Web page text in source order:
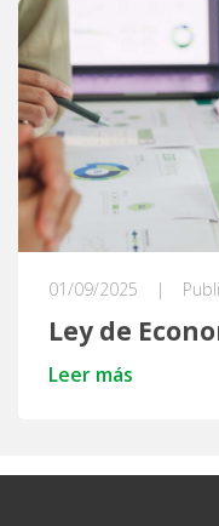
01/09/2025 |
Ley de
Leer más